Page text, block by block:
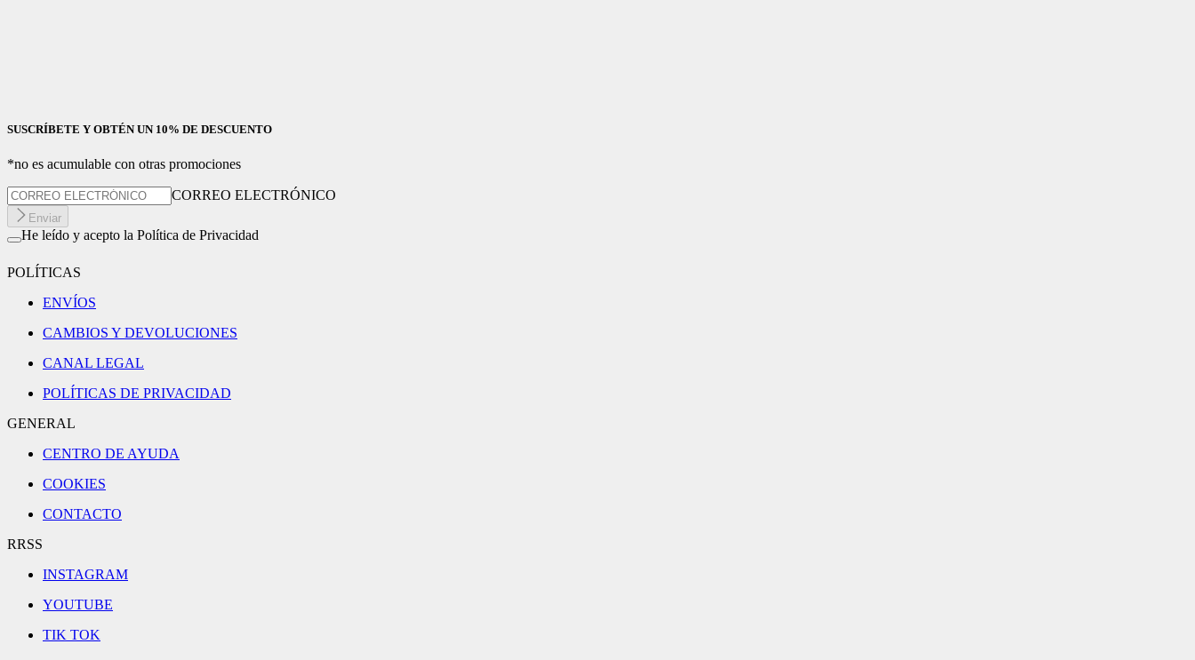
SUSCRÍBETE Y OBTÉN UN 10% DE DESCUENTO
*no es acumulable con otras promociones
CORREO ELECTRÓNICO
Enviar
He leído y acepto la Política de Privacidad
POLÍTICAS
ENVÍOS
CAMBIOS Y DEVOLUCIONES
CANAL LEGAL
POLÍTICAS DE PRIVACIDAD
GENERAL
CENTRO DE AYUDA
COOKIES
CONTACTO
RRSS
INSTAGRAM
YOUTUBE
TIK TOK